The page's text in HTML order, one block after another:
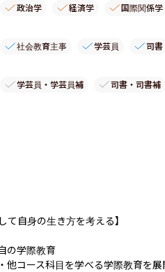
政治学 経済学 国際関係学
社会教育主事 学芸員 司書
学芸員・学芸員補 司書・司書補
て自身の生き方を考える】
の学際教育
他コース科目を学べる学際教育を